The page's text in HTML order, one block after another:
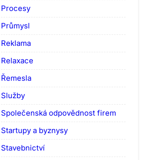
Procesy
Průmysl
Reklama
Relaxace
Řemesla
Služby
Společenská odpovědnost firem
Startupy a byznysy
Stavebnictví